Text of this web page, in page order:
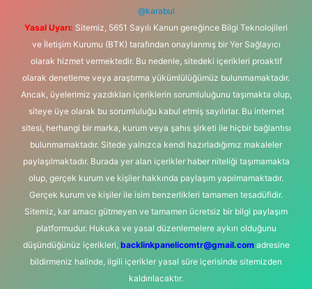
@karabul
Yasal Uyarı: Sitemiz, 5651 Sayılı Kanun gereğince Bilgi Teknolojileri
ve İletişim Kurumu (BTK) tarafından onaylanmış bir Yer Sağlayıcı
olarak hizmet vermektedir. Bu nedenle, sitedeki içerikleri proaktif
olarak denetleme veya araştırma yükümlülüğümüz bulunmamaktadır.
Ancak, üyelerimiz yazdıkları içeriklerin sorumluluğunu taşımakta olup,
siteye üye olarak bu sorumluluğu kabul etmiş sayılırlar. Bu internet
sitesi, herhangi bir marka, kurum veya şahıs şirketi ile hiçbir bağlantısı
bulunmamaktadır. Sitede yalnızca kendi hazırladığımız makaleler
paylaşılmaktadır. Burada yer alan içerikler haber niteliği taşımamakta
olup, gerçek kurum ve kişiler hakkında paylaşım yapılmamaktadır.
Gerçek kurum ve kişiler ile isim benzerlikleri tamamen tesadüfidir.
Sitemiz, kar amacı gütmeyen ve tamamen ücretsiz bir bilgi paylaşım
platformudur. Hukuka ve yasal düzenlemelere aykırı olduğunu
düşündüğünüz içerikleri, backlinkpanelicomtr@gmail.comadresine
bildirmeniz halinde, ilgili içerikler yasal süre içerisinde sitemizden
kaldırılacaktır.